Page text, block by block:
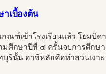
าเบื้องต้น
กณฑ์เข้าโรงเรียนแล้ว โยมบิด
มศึกษาปีที่ ๔ ครั้นจบการศึกษ
บุรีนั้น อาชีหลักคือทำสวนเงาะ